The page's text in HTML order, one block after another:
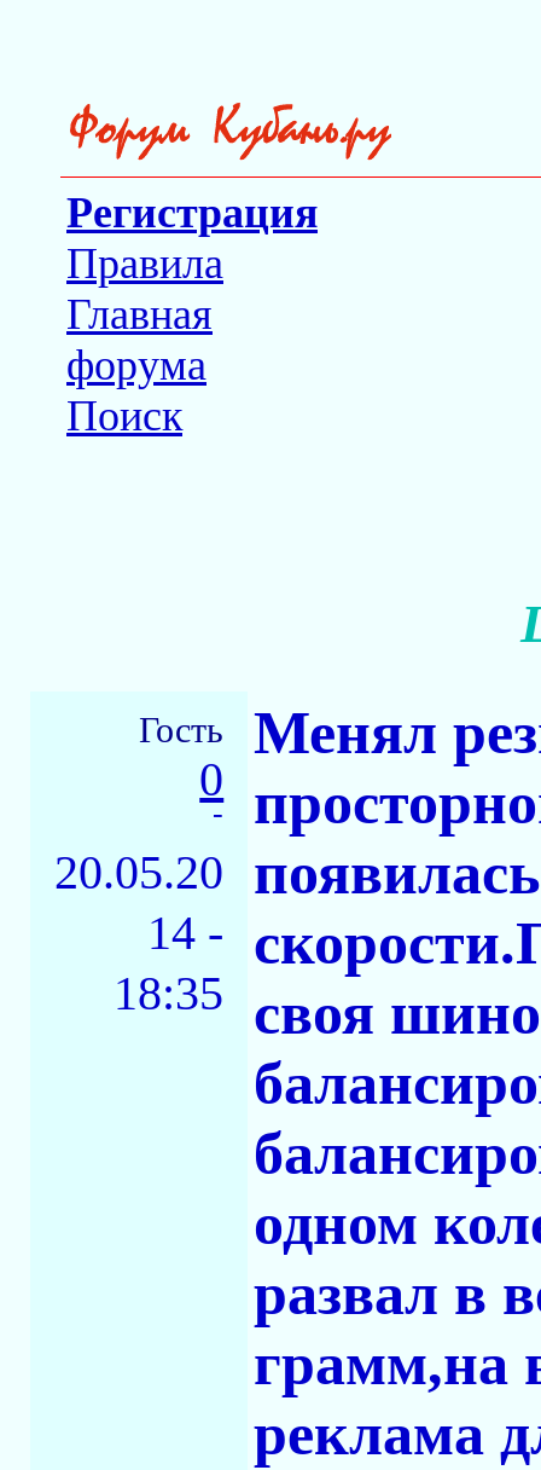
Регистрация
Правила
Главная
форума
Поиск
Гость
0
-
20.05.20
14 -
18:35
Менял
своя
одном
развал в
грамм,на
реклама